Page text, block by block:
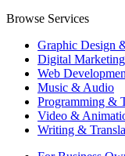
Browse Services
Graphic Design
Digital Marketing
Web
Music & Audio
Programming &
Video &
Writing &